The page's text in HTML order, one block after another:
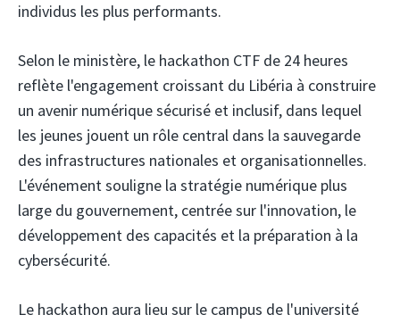
individus les plus performants.
Selon le ministère, le hackathon CTF de 24 heures
reflète l'engagement croissant du Libéria à construire
un avenir numérique sécurisé et inclusif, dans lequel
les jeunes jouent un rôle central dans la sauvegarde
des infrastructures nationales et organisationnelles.
L'événement souligne la stratégie numérique plus
large du gouvernement, centrée sur l'innovation, le
développement des capacités et la préparation à la
cybersécurité.
Le hackathon aura lieu sur le campus de l'université